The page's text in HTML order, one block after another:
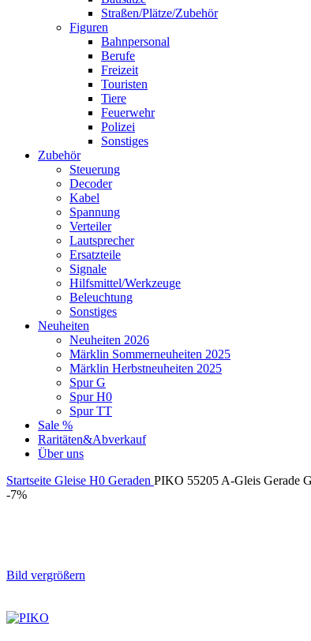
Straßen/Plätze/Zubehör
Figuren
Bahnpersonal
Berufe
Freizeit
Touristen
Tiere
Feuerwehr
Polizei
Sonstiges
Zubehör
Steuerung
Decoder
Kabel
Spannung
Verteiler
Lautsprecher
Ersatzteile
Signale
Hilfsmittel/Werkzeuge
Beleuchtung
Sonstiges
Neuheiten
Neuheiten 2026
Märklin Sommerneuheiten 2025
Märklin Herbstneuheiten 2025
Spur G
Spur H0
Spur TT
Sale %
Raritäten&Abverkauf
Über uns
Startseite Gleise H0 Geraden PIKO 55205 A-Gleis Gerade
-7%
Bild vergrößern